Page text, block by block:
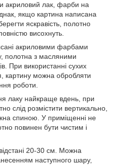
акриловий лак, фарби на
якщо картина написана
яскравість, полотно
висохнуть.
акриловими фарбами
полотна з масляними
При використанні сухих
картину можна обробляти
роботи.
лаку найкраще вдень, при
слід розмістити вертикально,
спиною. У приміщенні не
повинен бути чистим і
20-30 см. Можна
наступного шару,